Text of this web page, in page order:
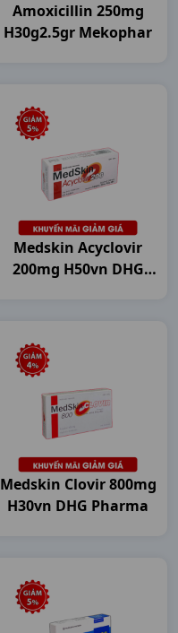
Amoxicillin 250mg
H30g2.5gr Mekophar
Medskin Acyclovir
200mg H50vn DHG
Medskin Clovir 800mg
H30vn DHG Pharma